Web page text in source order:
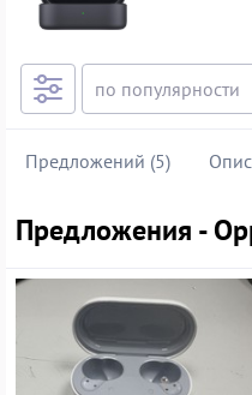
Предложений (5)
Предложения -